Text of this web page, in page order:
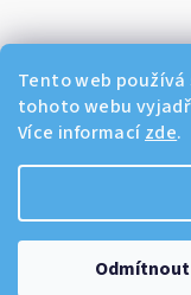
Tento web
tohoto webu
Více informací zde.
Odmítnout